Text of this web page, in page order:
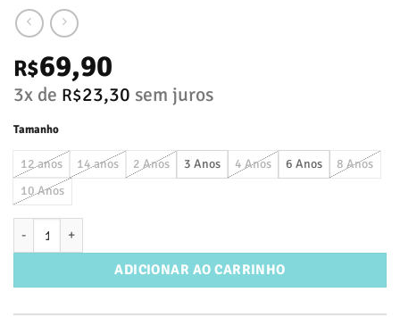
R$69,90
3x de R$23,30 sem juros
Tamanho
12 anos 14 anos 2 Anos 3 Anos 4 Anos 6 Anos
8 Anos
10 Anos
ADICIONAR AO CARRINHO